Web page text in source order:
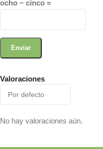
Valoraciones
No hay valoraciones aún.
ocho − cinco =